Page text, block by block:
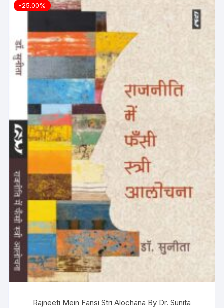
-25.00%
Rajneeti Mein Fansi Stri Alochana By Dr. Sunita